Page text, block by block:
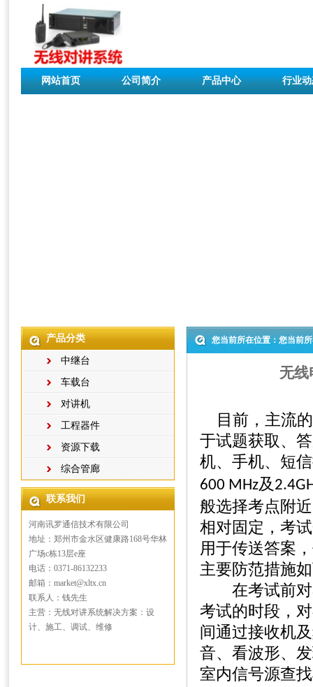
网站首页 公司简介 产品中心 行业
产品分类
中继台
车载台
对讲机
工程器件
资源下载
综合管廊
联系我们
河南讯罗通信技术有限公司
地址：郑州市金水区健康路168号华林
广场c栋13层e座
电话：0371-86132233
邮箱：market@xltx.cn
联系人：钱先生
主营：无线对讲系统解决方案：设
计、施工、调试、维修
您当前所在位置：您当前
无线
目前，主流的
于试题获取、
机、手机、短
600 MHz及
般选择考点附
相对固定，考
用于传送答案
主要防范措施
在考试前对
考试的时段，
间通过接收机
音、看波形、
室内信号源查